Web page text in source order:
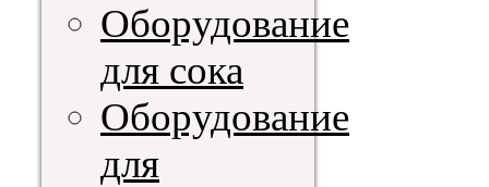
Оборудование
для сока
Оборудование
для